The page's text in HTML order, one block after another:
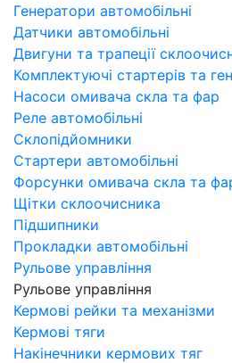
Генератори автомобільні
Датчики автомобільні
Двигуни та трапеції
Комплектуючі стартерів та
Насоси омивача скла та фар
Реле автомобільні
Склопідйомники
Стартери автомобільні
Форсунки омивача скла та
Щітки склоочисника
Підшипники
Прокладки автомобільні
Рульове управління
Рульове управління
Кермові рейки та механізми
Кермові тяги
Накінечники кермових тяг